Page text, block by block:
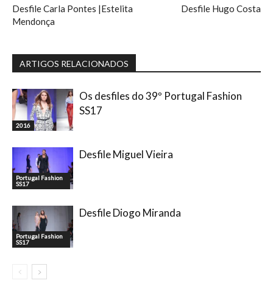
Desfile Carla Pontes |Estelita
Mendonça
Desfile Hugo Costa
ARTIGOS RELACIONADOS
2016
Os desfiles do 39º Portugal Fashion
SS17
Portugal Fashion
SS17
Desfile Miguel Vieira
Portugal Fashion
SS17
Desfile Diogo Miranda